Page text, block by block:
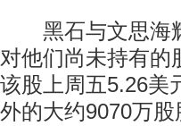
黑石与文思海辉
对他们尚未持有的
该股上周五5.26美
外的大约9070万